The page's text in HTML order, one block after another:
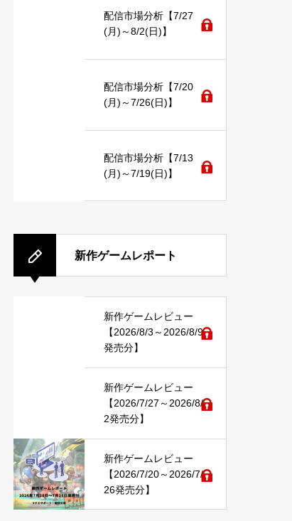
配信市場分析【7/27
(月)～8/2(日)】
配信市場分析【7/20
(月)～7/26(日)】
配信市場分析【7/13
(月)～7/19(日)】
新作ゲームレポート
新作ゲームレビュー
【2026/8/3～2026/8/9
発売分】
新作ゲームレビュー
【2026/7/27～2026/8/
2発売分】
新作ゲームレビュー
【2026/7/20～2026/7/
26発売分】